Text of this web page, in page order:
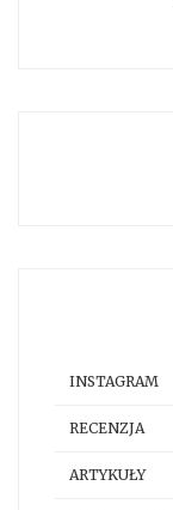
INSTAGRAM
RECENZJA
ARTYKUŁY